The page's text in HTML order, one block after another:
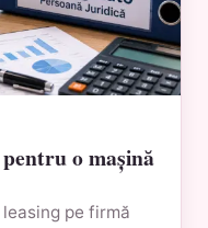
o mașină
pe firmă